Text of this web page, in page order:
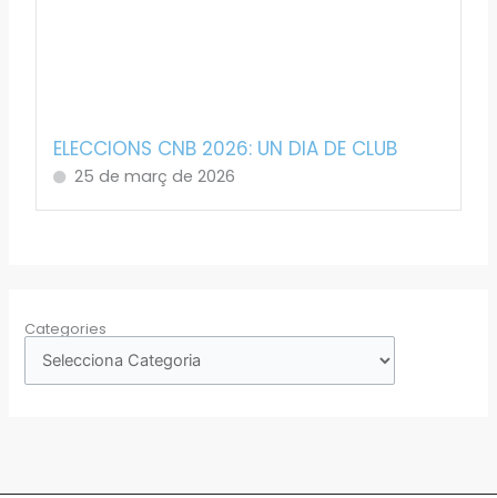
ELECCIONS CNB 2026: UN DIA DE CLUB
25 de març de 2026
Categories